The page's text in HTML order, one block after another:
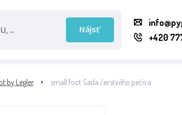
Nájsť
+420
by Legler small foot Sada čerstvého pečiva